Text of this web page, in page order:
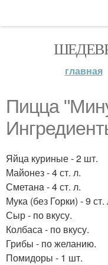
главная
Пицца
Яйца куриные - 2 шт.
Майонез - 4 ст. л.
Сметанa - 4 ст. л.
Мука (без Горки) - 9 ст.
Сыр - по вкусу.
Колбаса - по вкусу.
Грибы - по желанию.
Помидоры - 1 шт.